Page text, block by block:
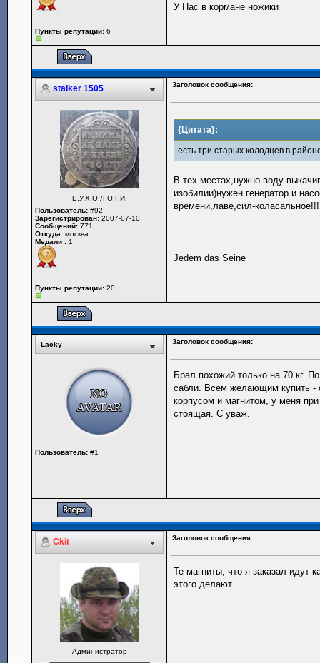
Пункты репутации: 6
У Нас в кормане ножики
stalker 1505 Заголовок сообщения:
Б.У.Х.О.Л.О.Г.И.
Пользователь: #92
Зарегистрирован: 2007-07-10
Сообщений: 771
Откуда: москва
Медали : 1
Пункты репутации: 20
{Цитата}:
есть три старых колодцев в
В тех местах,нужно воду
изобилии)нужен генератор и
времени,лаве,сил-
Jedem das Seine
Lacky Заголовок сообщения:
Пользователь: #1
Брал похожий только на 70 кг.
сабли. Всем желающим купить -
корпусом и магнитом, у меня
стоящая. С уваж.
Ckit Заголовок сообщения:
Администратор
Те магниты, что я заказал идут
этого делают.